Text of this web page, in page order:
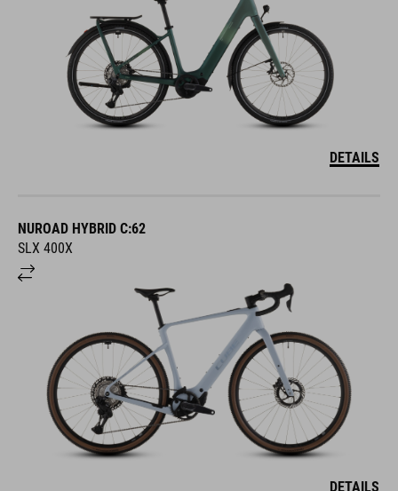
DETAILS
NUROAD HYBRID C:62
SLX 400X
DETAILS